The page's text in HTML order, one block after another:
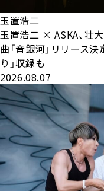
玉置浩二
玉置浩二 × ASKA、壮
曲「音銀河」リリース
り」収録も
2026.08.07